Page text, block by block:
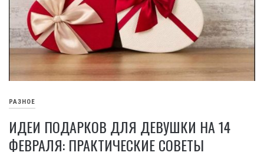
РАЗНОЕ
ИДЕИ ПОДАРКОВ ДЛЯ ДЕВУШКИ НА 14
ФЕВРАЛЯ: ПРАКТИЧЕСКИЕ СОВЕТЫ